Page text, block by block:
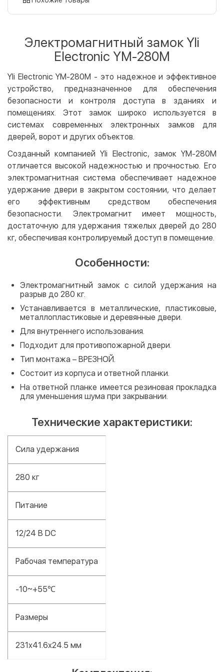
LiqPay
Google Pay
Безналичный расчет
Оплата на карту юр.лица
Оплата на счет юр.лица
Бесплатно
Кредит
Мгновенная рассрочка (Приватбанк)
Оплата частями (Приватбанк)
Покупка частями (Монобанк)
Электромагнитный замок Yli
Electronic YM-280M
Yli Electronic YM-280M - это надежное и эффективное
устройство, предназначенное для обеспечения
безопасности и контроля доступа в зданиях и
помещениях. Этот замок широко используется в
системах современных электронных замков для
дверей, ворот и других объектов.
Созданный компанией Yli Electronic, замок YM-280M
отличается высокой надежностью и прочностью. Его
электромагнитная система обеспечивает надежное
удержание двери в закрытом состоянии, что делает
его эффективным средством обеспечения
безопасности. Электромагнит имеет мощность,
достаточную для удержания тяжелых дверей до 280
кг, обеспечивая контролируемый доступ в помещение.
Особенности:
Электромагнитный замок с силой удержания на
разрыв до 280 кг.
Устанавливается в металлические, пластиковые,
металлопластиковые и деревянные двери.
Для внутреннего использования.
Подходит для противопожарной двери.
Тип монтажа – ВРЕЗНОЙ.
Состоит из корпуса и ответной планки.
На ответной планке имеется резиновая прокладка
для уменьшения шума при закрывании.
Технические характеристики:
Сила удержания
280 кг
Питание
12/24 В DC
Рабочая температура
-10~+55℃
Размеры
231x41.6x24.5 мм